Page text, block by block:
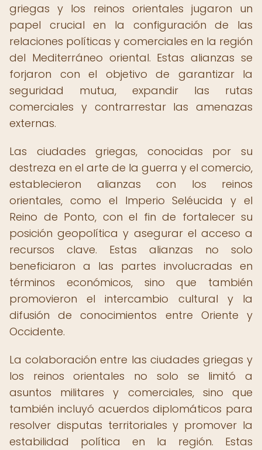
griegas y los reinos orientales jugaron un
papel crucial en la configuración de las
relaciones políticas y comerciales en la región
del Mediterráneo oriental. Estas alianzas se
forjaron con el objetivo de garantizar la
seguridad mutua, expandir las rutas
comerciales y contrarrestar las amenazas
externas.
Las ciudades griegas, conocidas por su
destreza en el arte de la guerra y el comercio,
establecieron alianzas con los reinos
orientales, como el Imperio Seléucida y el
Reino de Ponto, con el fin de fortalecer su
posición geopolítica y asegurar el acceso a
recursos clave. Estas alianzas no solo
beneficiaron a las partes involucradas en
términos económicos, sino que también
promovieron el intercambio cultural y la
difusión de conocimientos entre Oriente y
Occidente.
La colaboración entre las ciudades griegas y
los reinos orientales no solo se limitó a
asuntos militares y comerciales, sino que
también incluyó acuerdos diplomáticos para
resolver disputas territoriales y promover la
estabilidad política en la región. Estas